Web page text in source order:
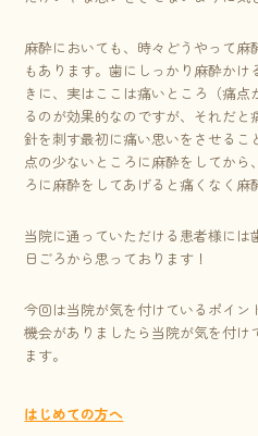
麻酔においても、時々どうやって麻
もあります。歯にしっかり麻酔か
きに、実はここは痛いところ（痛
るのが効果的なのですが、それだと
針を刺す最初に痛い思いをさせる
点の少ないところに麻酔をしてか
ろに麻酔をしてあげると痛くなく麻
当院に通っていただける患者様に
日ごろから思っております！
今回は当院が気を付けているポイン
機会がありましたら当院が気を付
ます。
はじめての方へ